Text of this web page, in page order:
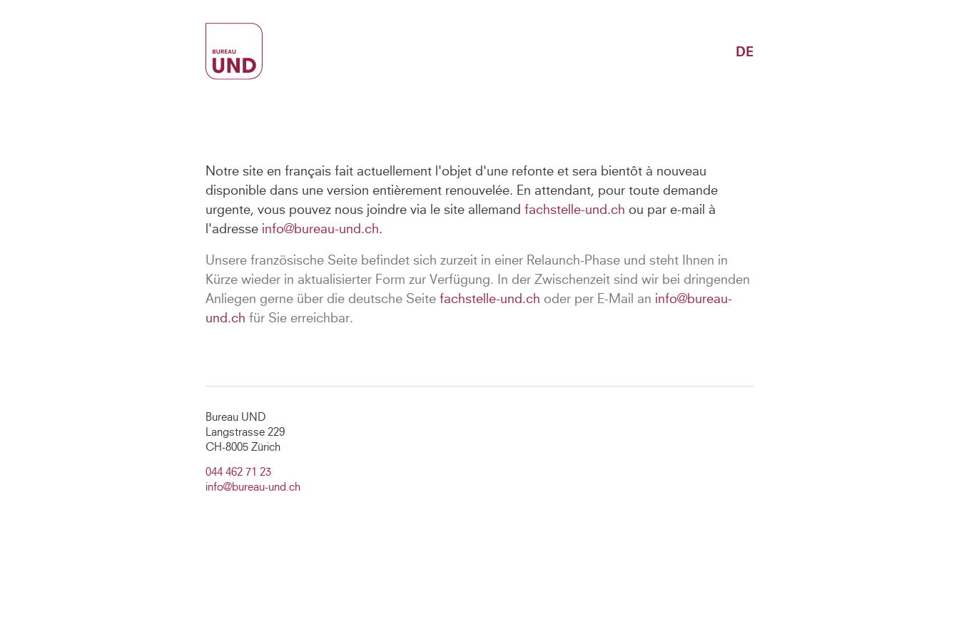
DE
Notre site en français fait actuellement l'objet d'une refonte et sera bientôt à nouveau
disponible dans une version entièrement renouvelée. En attendant, pour toute demande
urgente, vous pouvez nous joindre via le site allemand fachstelle-und.ch ou par e-mail à
l'adresse info@bureau-und.ch.
Unsere französische Seite befindet sich zurzeit in einer Relaunch-Phase und steht Ihnen in
Kürze wieder in aktualisierter Form zur Verfügung. In der Zwischenzeit sind wir bei dringenden
Anliegen gerne über die deutsche Seite fachstelle-und.ch oder per E-Mail an info@bureau-
und.ch für Sie erreichbar.
Bureau UND
Langstrasse 229
CH-8005 Zürich
044 462 71 23
info@bureau-und.ch